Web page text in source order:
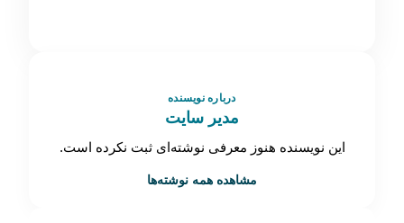
درباره نویسنده
مدیر سایت
این نویسنده هنوز معرفی نوشته‌ای ثبت نکرده است.
مشاهده همه نوشته‌ها